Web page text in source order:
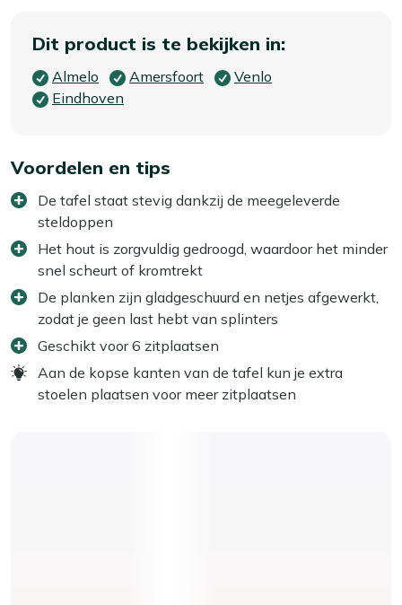
Dit product is te bekijken in:
Almelo Amersfoort
Venlo
Eindhoven
Voordelen en tips
De tafel staat stevig dankzij de meegeleverde
steldoppen
Het hout is zorgvuldig gedroogd, waardoor het minder
snel scheurt of kromtrekt
De planken zijn gladgeschuurd en netjes afgewerkt,
zodat je geen last hebt van splinters
Geschikt voor 6 zitplaatsen
Aan de kopse kanten van de tafel kun je extra
stoelen plaatsen voor meer zitplaatsen